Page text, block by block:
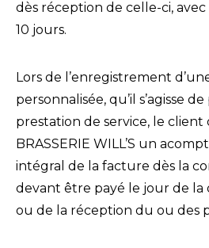
dès réception de celle-ci,
10 jours.
Lors de l’enregistrement
personnalisée, qu’il s’agisse
prestation de service, le client
BRASSERIE WILL’S un
intégral de la facture dès la
devant être payé le jour de la
ou de la réception du ou des